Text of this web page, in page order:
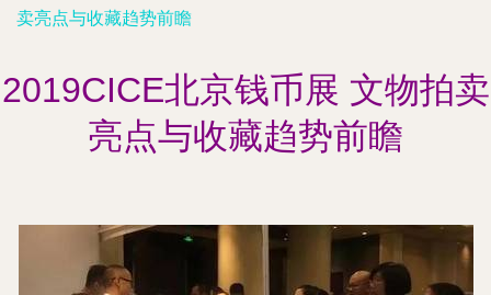
卖亮点与收藏趋势前瞻
2019CICE北京钱币展 文物拍卖
亮点与收藏趋势前瞻